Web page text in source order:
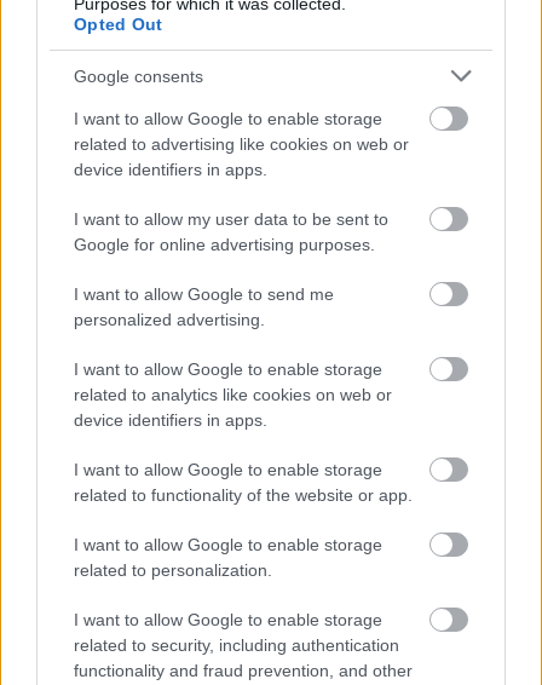
Opted Out
Google consents
I want to allow Google to enable storage
related to advertising like cookies on web or
device identifiers in apps.
I want to allow my user data to be sent to
Google for online advertising purposes.
I want to allow Google to send me
personalized advertising.
I want to allow Google to enable storage
related to analytics like cookies on web or
device identifiers in apps.
I want to allow Google to enable storage
related to functionality of the website or app.
I want to allow Google to enable storage
related to personalization.
I want to allow Google to enable storage
related to security, including authentication
functionality and fraud prevention, and other
ξενοδοχεία, νησιά και επενδύσεις
Τα ανοιχτά μέτωπα για την ενίσχυση της
ελληνικής βιομηχανίας
TAGS:
Γιώργος Γεραπετρίτης
BEST OFINTERNET